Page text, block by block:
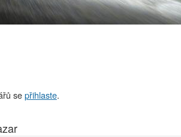
sepřihlaste.